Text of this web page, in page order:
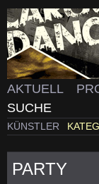
AKTUELL
SUCHE
KÜNSTLER
PARTY